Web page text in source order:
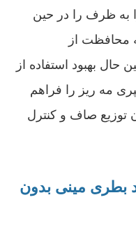
به ظرف را در حین
محافظت از
بهبود استفاده از
مه ریز را فراهم
توزیع صاف و کنترل
بطری مینی بدون